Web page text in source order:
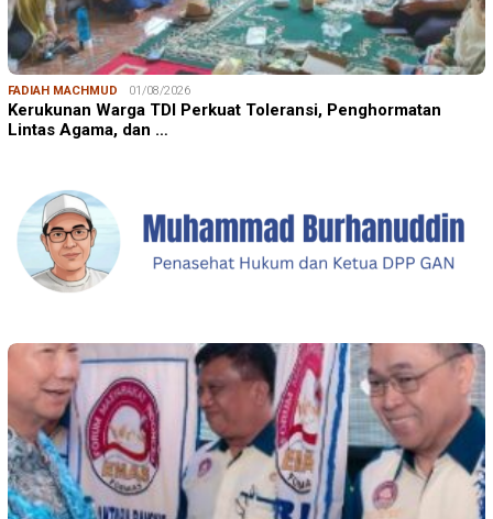
FADIAH MACHMUD 01/08/2026
Kerukunan Warga TDI Perkuat Toleransi, Penghormatan
Lintas Agama, dan …